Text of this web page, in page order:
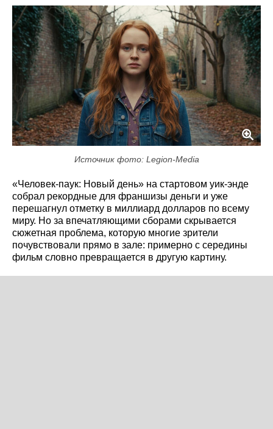
Источник фото: Legion-Media
«Человек-паук: Новый день» на стартовом уик-энде
собрал рекордные для франшизы деньги и уже
перешагнул отметку в миллиард долларов по всему
миру. Но за впечатляющими сборами скрывается
сюжетная проблема, которую многие зрители
почувствовали прямо в зале: примерно с середины
фильм словно превращается в другую картину.